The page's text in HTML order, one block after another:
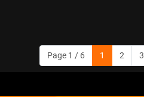
Page 1 / 6 1 2 3